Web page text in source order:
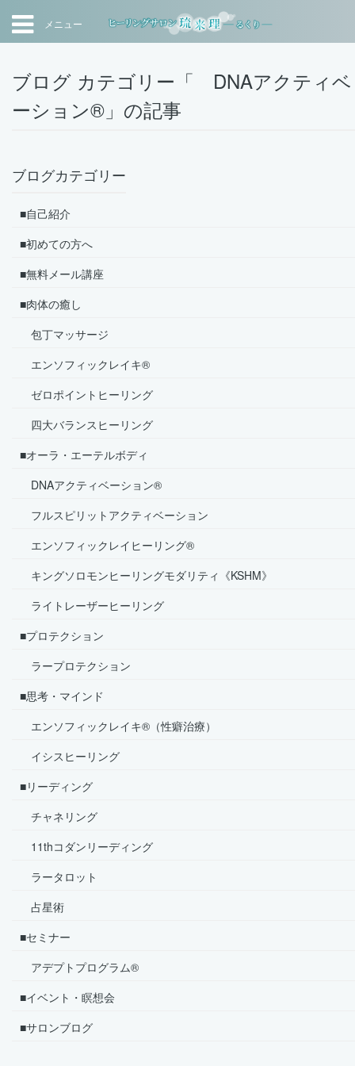
メニュー
ブログ カテゴリー「 DNAアクティベ
ーション®」の記事
ブログカテゴリー
■自己紹介
■初めての方へ
■無料メール講座
■肉体の癒し
包丁マッサージ
エンソフィックレイキ®
ゼロポイントヒーリング
四大バランスヒーリング
■オーラ・エーテルボディ
DNAアクティベーション®
フルスピリットアクティベーション
エンソフィックレイヒーリング®
キングソロモンヒーリングモダリティ《KSHM》
ライトレーザーヒーリング
■プロテクション
ラープロテクション
■思考・マインド
エンソフィックレイキ®（性癖治療）
イシスヒーリング
■リーディング
チャネリング
11thコダンリーディング
ラータロット
占星術
■セミナー
アデプトプログラム®
■イベント・瞑想会
■サロンブログ